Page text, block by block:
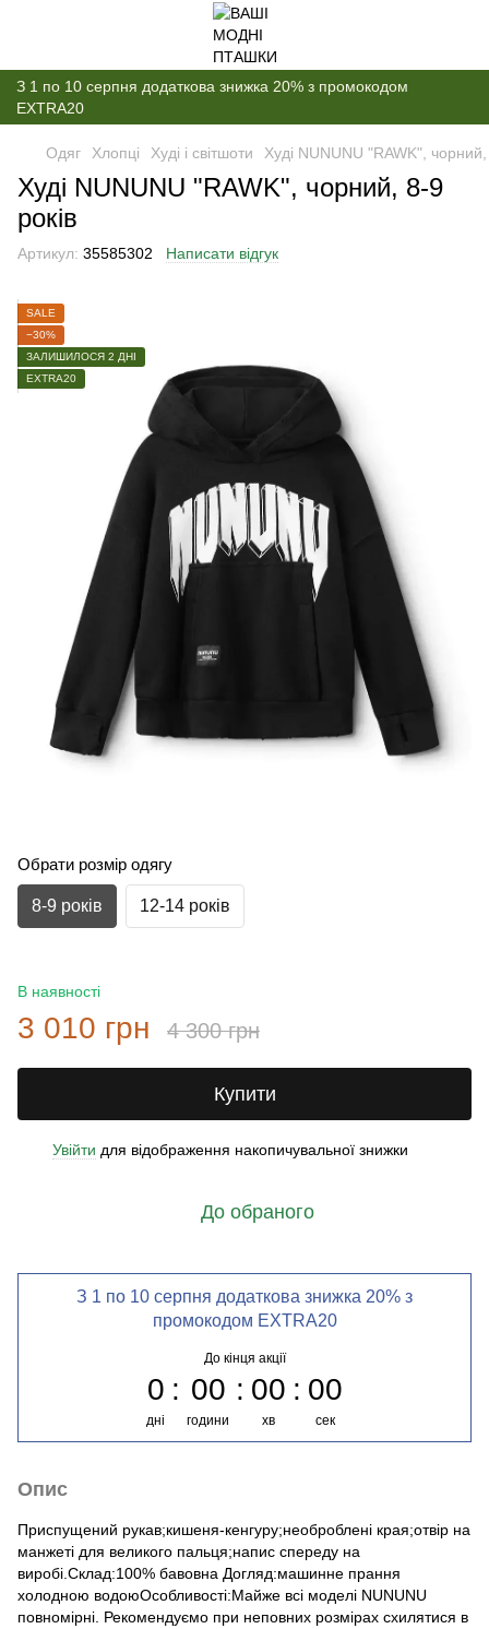
З 1 по 10 серпня додаткова знижка 20% з промокодом
EXTRA20
Одяг Хлопці Худі і світшоти Худі NUNUNU "RAWK", чорний,
Худі NUNUNU "RAWK", чорний, 8-9
років
Артикул: 35585302 Написати відгук
SALE
−30%
ЗАЛИШИЛОСЯ 2 ДНІ
EXTRA20
Обрати розмір одягу
8-9 років 12-14 років
В наявності
3 010 грн 4 300 грн
Купити
Увійти для відображення накопичувальної знижки
До обраного
З 1 по 10 серпня додаткова знижка 20% з
промокодом EXTRA20
До кінця акції
0
дні
00
години
00
хв
00
сек
Опис
Приспущений рукав;кишеня-кенгуру;необроблені края;отвір на
манжеті для великого пальця;напис спереду на
виробі.Склад:100% бавовна Догляд:машинне прання
холодною водоюОсобливості:Майже всі моделі NUNUNU
повномірні. Рекомендуємо при неповних розмірах схилятися в